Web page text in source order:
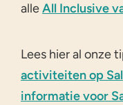
alleAll Inclusive
Lees hier al onze
activiteiten op Sal
informatie voor